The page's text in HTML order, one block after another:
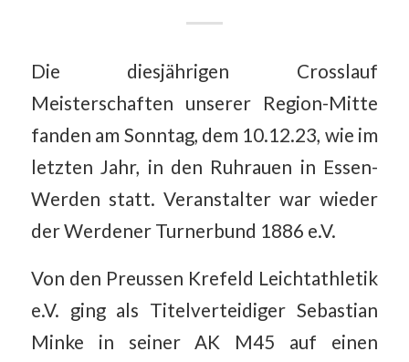
Die diesjährigen Crosslauf
Meisterschaften unserer Region-Mitte
fanden am Sonntag, dem 10.12.23, wie im
letzten Jahr, in den Ruhrauen in Essen-
Werden statt. Veranstalter war wieder
der Werdener Turnerbund 1886 e.V.
Von den Preussen Krefeld Leichtathletik
e.V. ging als Titelverteidiger Sebastian
Minke in seiner AK M45 auf einen